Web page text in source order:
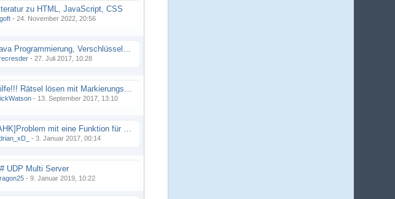
zu HTML, JavaScript, CSS
-24. November 2022, 20:56
Java Programmierung, Verschlüsselung im Caesar
-27. Juli 2017, 10:28
Hilfe!!! Rätsel lösen mit Markierungsalgorithmus
- 13. September 2017, 13:10
[AHK]Problem mit eine Funktion für den Keybinder
-3. Januar 2017, 00:14
UDP Multi Server
-9. Januar 2019, 10:22